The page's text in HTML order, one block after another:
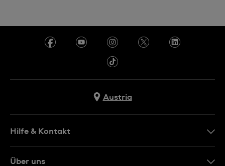
Austria
Hilfe & Kontakt
Über uns